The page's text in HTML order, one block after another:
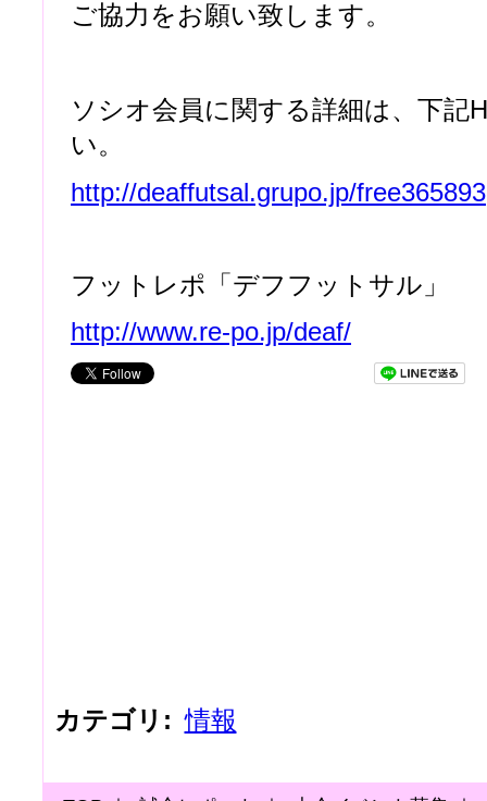
ご協力をお願い致します。
ソシオ会員に関する詳細は、下記
い。
http://deaffutsal.grupo.jp/free365893
フットレポ「デフフットサル」
http://www.re-po.jp/deaf/
カテゴリ : 情報